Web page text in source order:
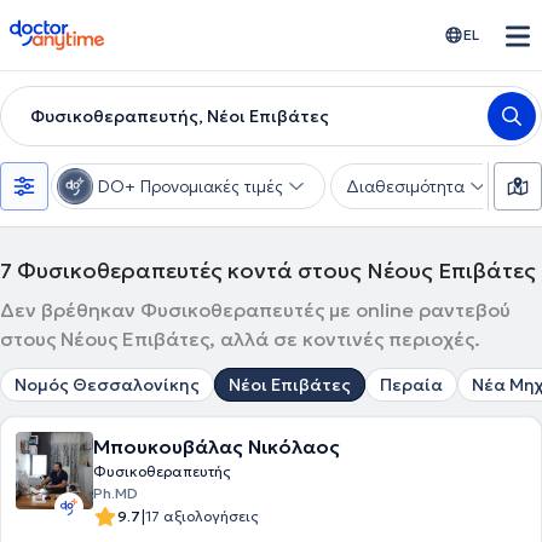
doctoranytime EL
Φυσικοθεραπευτής, Νέοι Επιβάτες
DO+ Προνομιακές τιμές Διαθεσιμότητα
7 Φυσικοθεραπευτές κοντά στους Νέους Επιβάτες
Δεν βρέθηκαν Φυσικοθεραπευτές με online ραντεβού
στους Νέους Επιβάτες, αλλά σε κοντινές περιοχές.
Νομός Θεσσαλονίκης Νέοι Επιβάτες Περαία Νέα
Μπουκουβάλας Νικόλαος
Φυσικοθεραπευτής
Ph.MD
9.7|17 αξιολογήσεις